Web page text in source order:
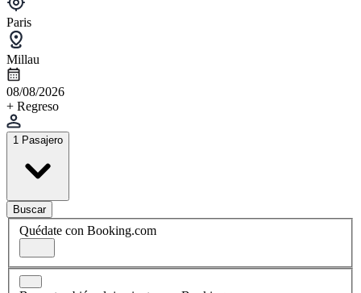
Paris
Millau
08/08/2026
+ Regreso
1 Pasajero
Buscar
Quédate con Booking.com